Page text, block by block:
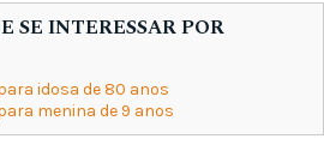
SE INTERESSAR POR
idosa de 80 anos
menina de 9 anos